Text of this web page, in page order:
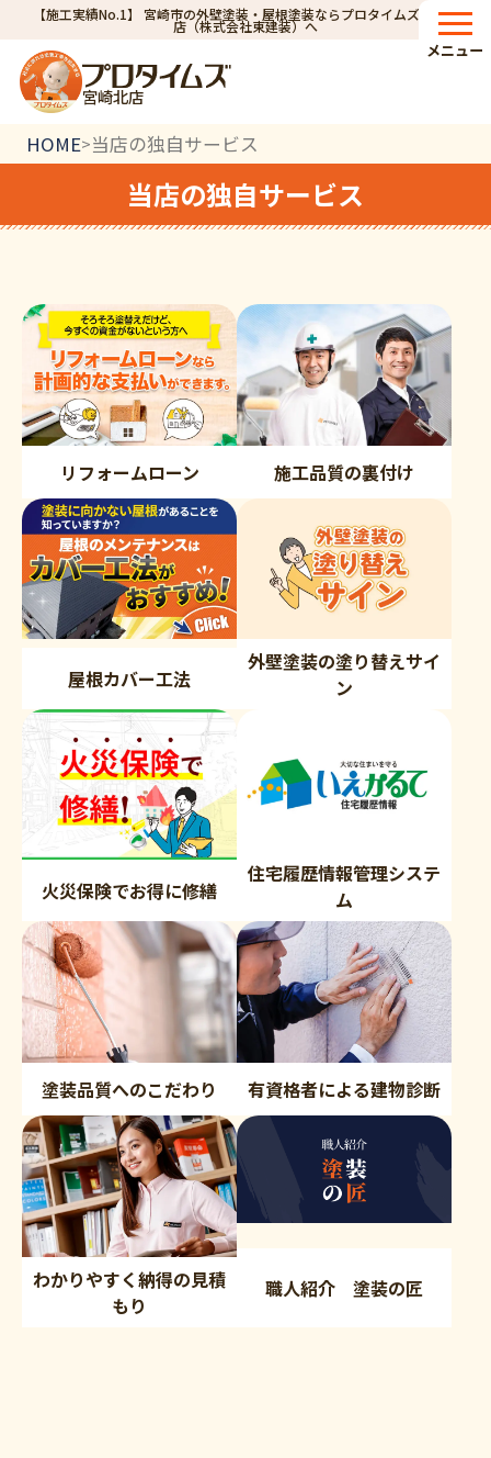
【施工実績No.1】 宮崎市の外壁塗装・屋根塗装ならプロタイムズ宮崎北
店（株式会社東建装）へ
宮崎北店
メニュー
HOME>当店の独自サービス
当店の独自サービス
リフォームローン 施工品質の裏付け
屋根カバー工法
外壁塗装の塗り替えサイ
ン
火災保険でお得に修繕
住宅履歴情報管理システ
ム
塗装品質へのこだわり 有資格者による建物診断
わかりやすく納得の見積
もり
職人紹介 塗装の匠